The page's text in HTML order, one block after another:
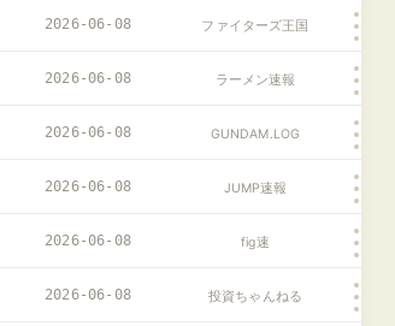
2026-06-08 ファイターズ王国
2026-06-08 ラーメン速報
2026-06-08 GUNDAM.LOG
2026-06-08 JUMP速報
2026-06-08 fig速
2026-06-08 投資ちゃんねる